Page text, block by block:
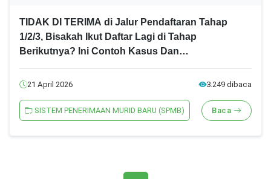
TIDAK DI TERIMA di Jalur Pendaftaran Tahap
1/2/3, Bisakah Ikut Daftar Lagi di Tahap
Berikutnya? Ini Contoh Kasus Dan
SMA/SMK
21 April 2026 3.249 dibaca
SISTEM PENERIMAAN MURID BARU (SPMB) Baca